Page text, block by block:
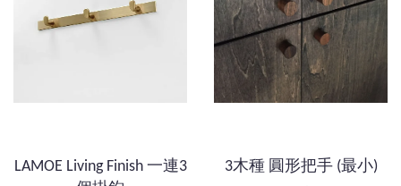
LAMOE Living Finish 一連3
3木種 圓形把手 (最小)